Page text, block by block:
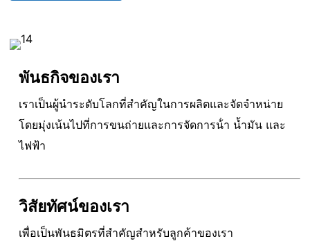
พันธกิจของเรา
เราเป็นผู้นําระดับโลกที่สําคัญในการผลิตและจัดจําหน่าย
โดยมุ่งเน้นไปที่การขนถ่ายและการจัดการน้ํา น้ำมัน และ
ไฟฟ้า
วิสัยทัศน์ของเรา
เพื่อเป็นพันธมิตรที่สำคัญสําหรับลูกค้าของเรา